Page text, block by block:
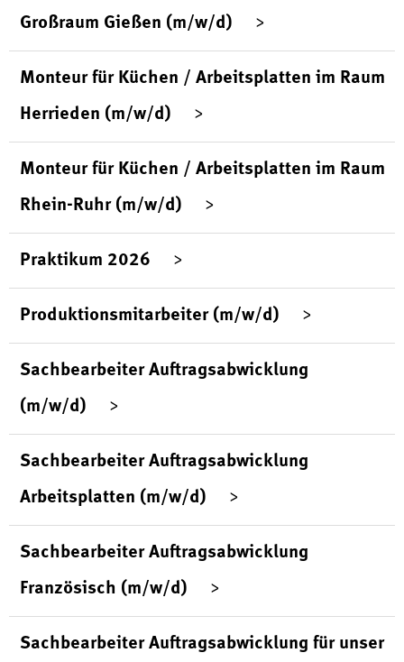
Großraum Gießen (m/w/d)
Monteur für Küchen / Arbeitsplatten im Raum
Herrieden (m/w/d)
Monteur für Küchen / Arbeitsplatten im Raum
Rhein-Ruhr (m/w/d)
Praktikum 2026
Produktionsmitarbeiter (m/w/d)
Sachbearbeiter Auftragsabwicklung
(m/w/d)
Sachbearbeiter Auftragsabwicklung
Arbeitsplatten (m/w/d)
Sachbearbeiter Auftragsabwicklung
Französisch (m/w/d)
Sachbearbeiter Auftragsabwicklung für unser